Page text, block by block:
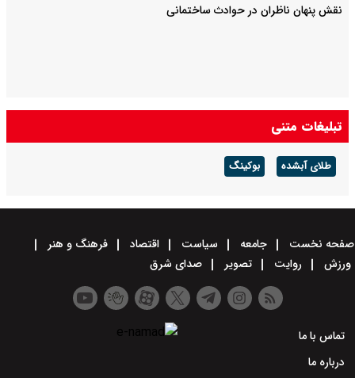
نقش پنهان ناظران در حوادث ساختمانی
تبلیغات متنی
طلای آبشده بوکینگ
صفحه نخست جامعه سیاست اقتصاد
فرهنگ و هنر
ورزش
روایت تصویر صدای شرق
تماس با ما
درباره ما